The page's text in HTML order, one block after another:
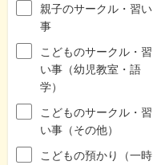
親子のサークル・習い
事
こどものサークル・習
い事（幼児教室・語
学）
こどものサークル・習
い事（その他）
こどもの預かり（一時